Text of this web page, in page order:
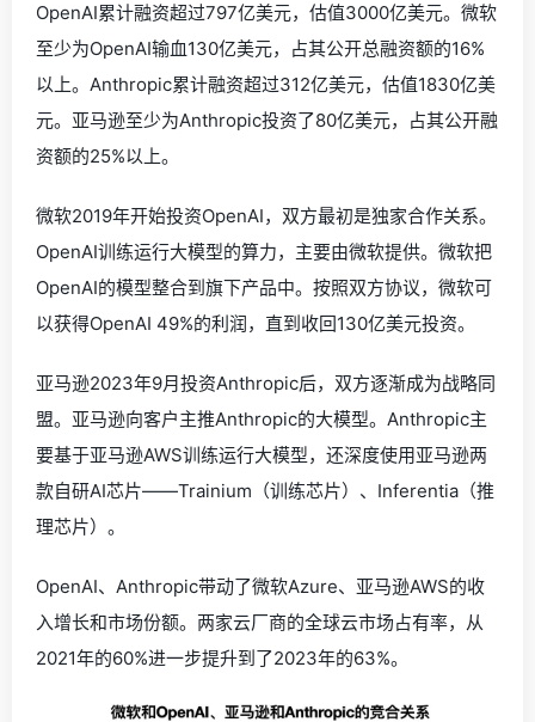
OpenAI累计融资超过797亿美元，估值3000亿美元。微软
至少为OpenAI输血130亿美元，占其公开总融资额的16%
以上。Anthropic累计融资超过312亿美元，估值1830亿美
元。亚马逊至少为Anthropic投资了80亿美元，占其公开融
资额的25%以上。
微软2019年开始投资OpenAI，双方最初是独家合作关系。
OpenAI训练运行大模型的算力，主要由微软提供。微软把
OpenAI的模型整合到旗下产品中。按照双方协议，微软可
以获得OpenAI 49%的利润，直到收回130亿美元投资。
亚马逊2023年9月投资Anthropic后，双方逐渐成为战略同
盟。亚马逊向客户主推Anthropic的大模型。Anthropic主
要基于亚马逊AWS训练运行大模型，还深度使用亚马逊两
款自研AI芯片——Trainium（训练芯片）、Inferentia（推
理芯片）。
OpenAI、Anthropic带动了微软Azure、亚马逊AWS的收
入增长和市场份额。两家云厂商的全球云市场占有率，从
2021年的60%进一步提升到了2023年的63%。